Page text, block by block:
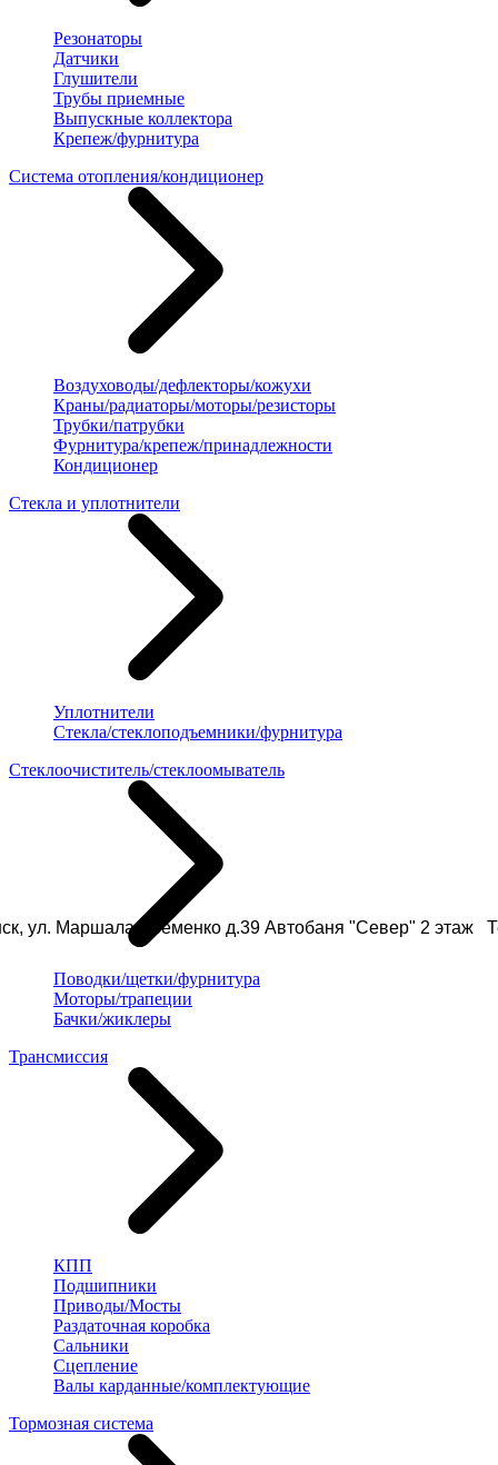
ул. Маршала Еременко д.39 Автобаня "Север" 2 этаж
Резонаторы
Датчики
Глушители
Трубы приемные
Выпускные коллектора
Крепеж/фурнитура
Система отопления/кондиционер
Воздуховоды/дефлекторы/кожухи
Краны/радиаторы/моторы/резисторы
Трубки/патрубки
Фурнитура/крепеж/принадлежности
Кондиционер
Стекла и уплотнители
Уплотнители
Стекла/стеклоподъемники/фурнитура
Стеклоочиститель/стеклоомыватель
Поводки/щетки/фурнитура
Моторы/трапеции
Бачки/жиклеры
Трансмиссия
КПП
Подшипники
Приводы/Мосты
Раздаточная коробка
Сальники
Сцепление
Валы карданные/комплектующие
Тормозная система